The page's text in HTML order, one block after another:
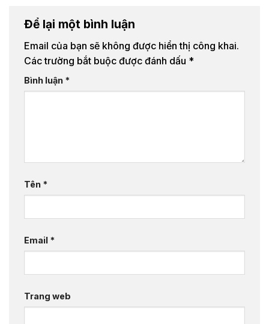
Để lại một bình luận
Email của bạn sẽ không được hiển thị công khai.
Các trường bắt buộc được đánh dấu *
Bình luận *
Tên *
Email *
Trang web